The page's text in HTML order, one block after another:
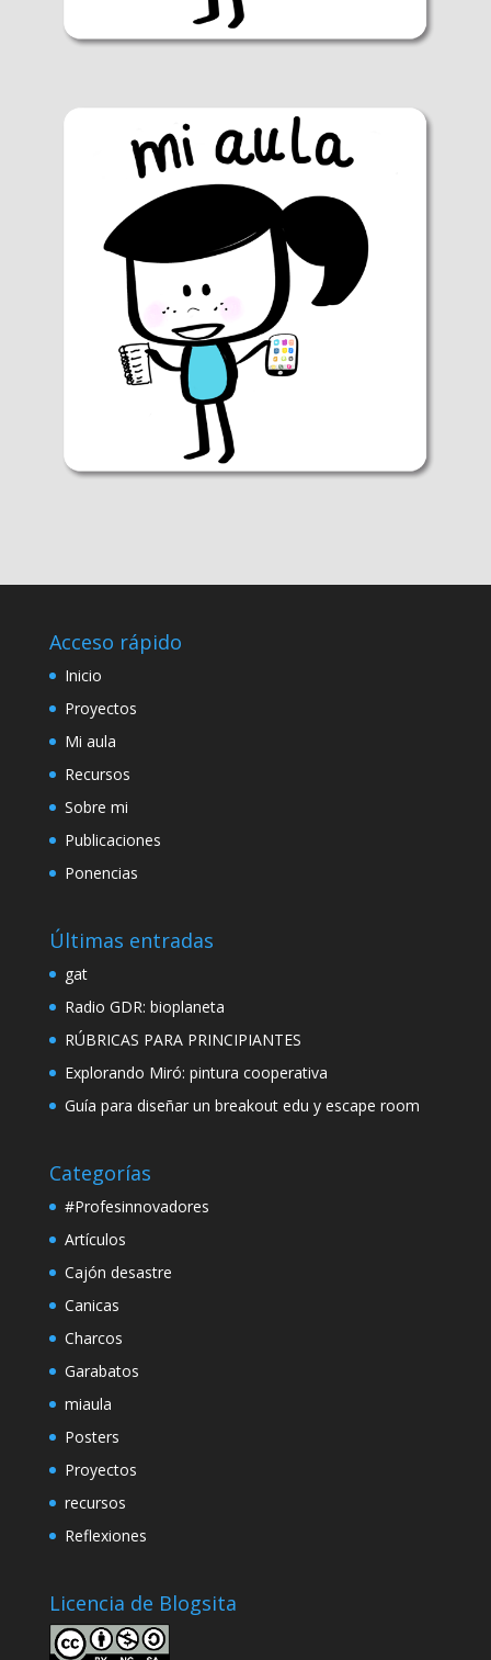
Acceso rápido
Inicio
Proyectos
Mi aula
Recursos
Sobre mi
Publicaciones
Ponencias
Últimas entradas
gat
Radio GDR: bioplaneta
RÚBRICAS PARA PRINCIPIANTES
Explorando Miró: pintura cooperativa
Guía para diseñar un breakout edu y escape room
Categorías
#Profesinnovadores
Artículos
Cajón desastre
Canicas
Charcos
Garabatos
miaula
Posters
Proyectos
recursos
Reflexiones
Licencia de Blogsita